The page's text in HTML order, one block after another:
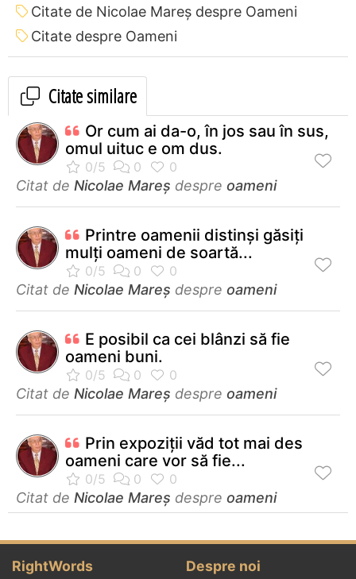
Citate de Nicolae Mareș despre Oameni
Citate despre Oameni
Citate similare
Or cum ai da-o, în jos sau în sus,
omul uituc e om dus.
Citat de Nicolae Mareș despre oameni
Printre oamenii distinşi găsiţi
mulţi oameni de soartă...
Citat de Nicolae Mareș despre oameni
E posibil ca cei blânzi să fie
oameni buni.
Citat de Nicolae Mareș despre oameni
Prin expoziţii văd tot mai des
oameni care vor să fie...
Citat de Nicolae Mareș despre oameni
RightWords Despre noi